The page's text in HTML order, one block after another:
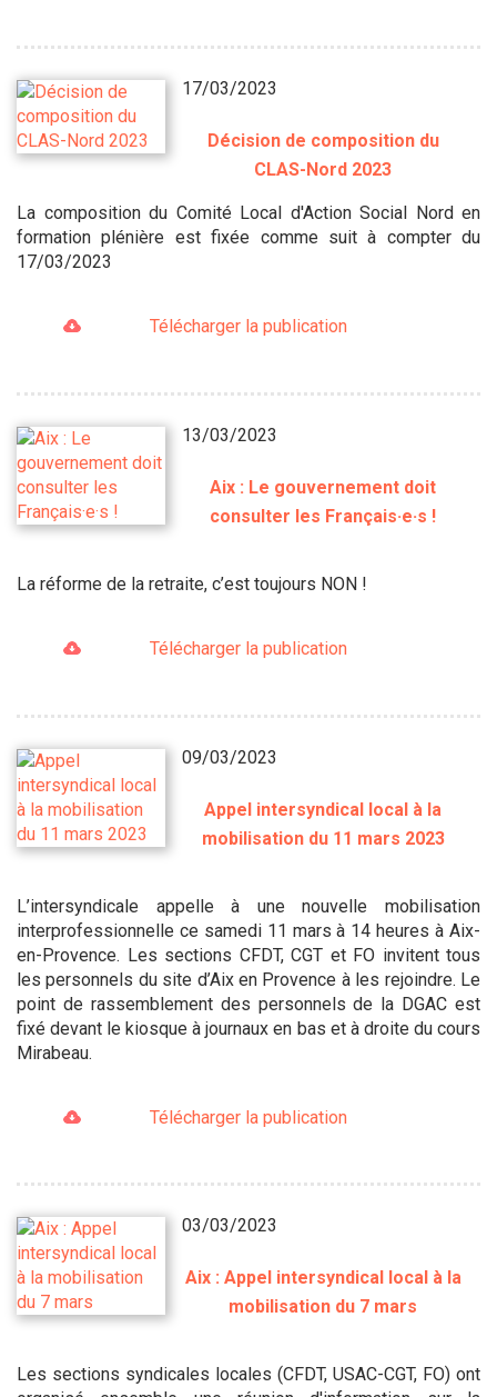
17/03/2023
Décision de composition du
CLAS-Nord 2023
La composition du Comité Local d'Action Social Nord en
formation plénière est fixée comme suit à compter du
17/03/2023
Télécharger la publication
13/03/2023
Aix : Le gouvernement doit
consulter les Français·e·s !
La réforme de la retraite, c’est toujours NON !
Télécharger la publication
09/03/2023
Appel intersyndical local à la
mobilisation du 11 mars 2023
L’intersyndicale appelle à une nouvelle mobilisation
interprofessionnelle ce samedi 11 mars à 14 heures à Aix-
en-Provence. Les sections CFDT, CGT et FO invitent tous
les personnels du site d’Aix en Provence à les rejoindre. Le
point de rassemblement des personnels de la DGAC est
fixé devant le kiosque à journaux en bas et à droite du cours
Mirabeau.
Télécharger la publication
03/03/2023
Aix : Appel intersyndical local à la
mobilisation du 7 mars
Les sections syndicales locales (CFDT, USAC-CGT, FO) ont